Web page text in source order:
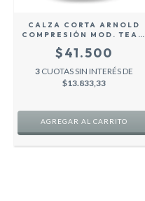
CALZA CORTA ARNOLD
COMPRESIÓN MOD. TEAM
CROSSFIT MOD. HOMBRE
$41.500
3 CUOTAS SIN INTERÉS DE
$13.833,33
AGREGAR AL CARRITO